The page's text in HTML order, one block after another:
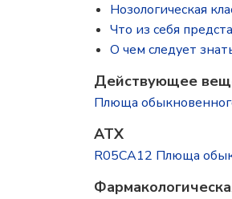
Нозологическая
Что из себя
О чем следует
Действующее
Плюща
ATX
R05CA12 Плюща